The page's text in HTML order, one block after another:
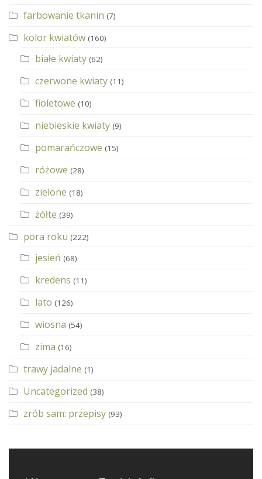
farbowanie tkanin (7)
kolor kwiatów (160)
białe kwiaty (62)
czerwone kwiaty (11)
fioletowe (10)
niebieskie kwiaty (9)
pomarańczowe (15)
różowe (28)
zielone (18)
żółte (39)
pora roku (222)
jesień (68)
kredens (11)
lato (126)
wiosna (54)
zima (16)
trawy jadalne (1)
Uncategorized (38)
zrób sam: przepisy (93)